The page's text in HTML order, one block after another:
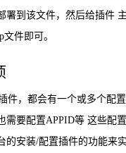
署到该文件，然后给插件
件即可。
件，都会有一个或多个配
需要配置APPID等 这些配
的安装/配置插件的功能来